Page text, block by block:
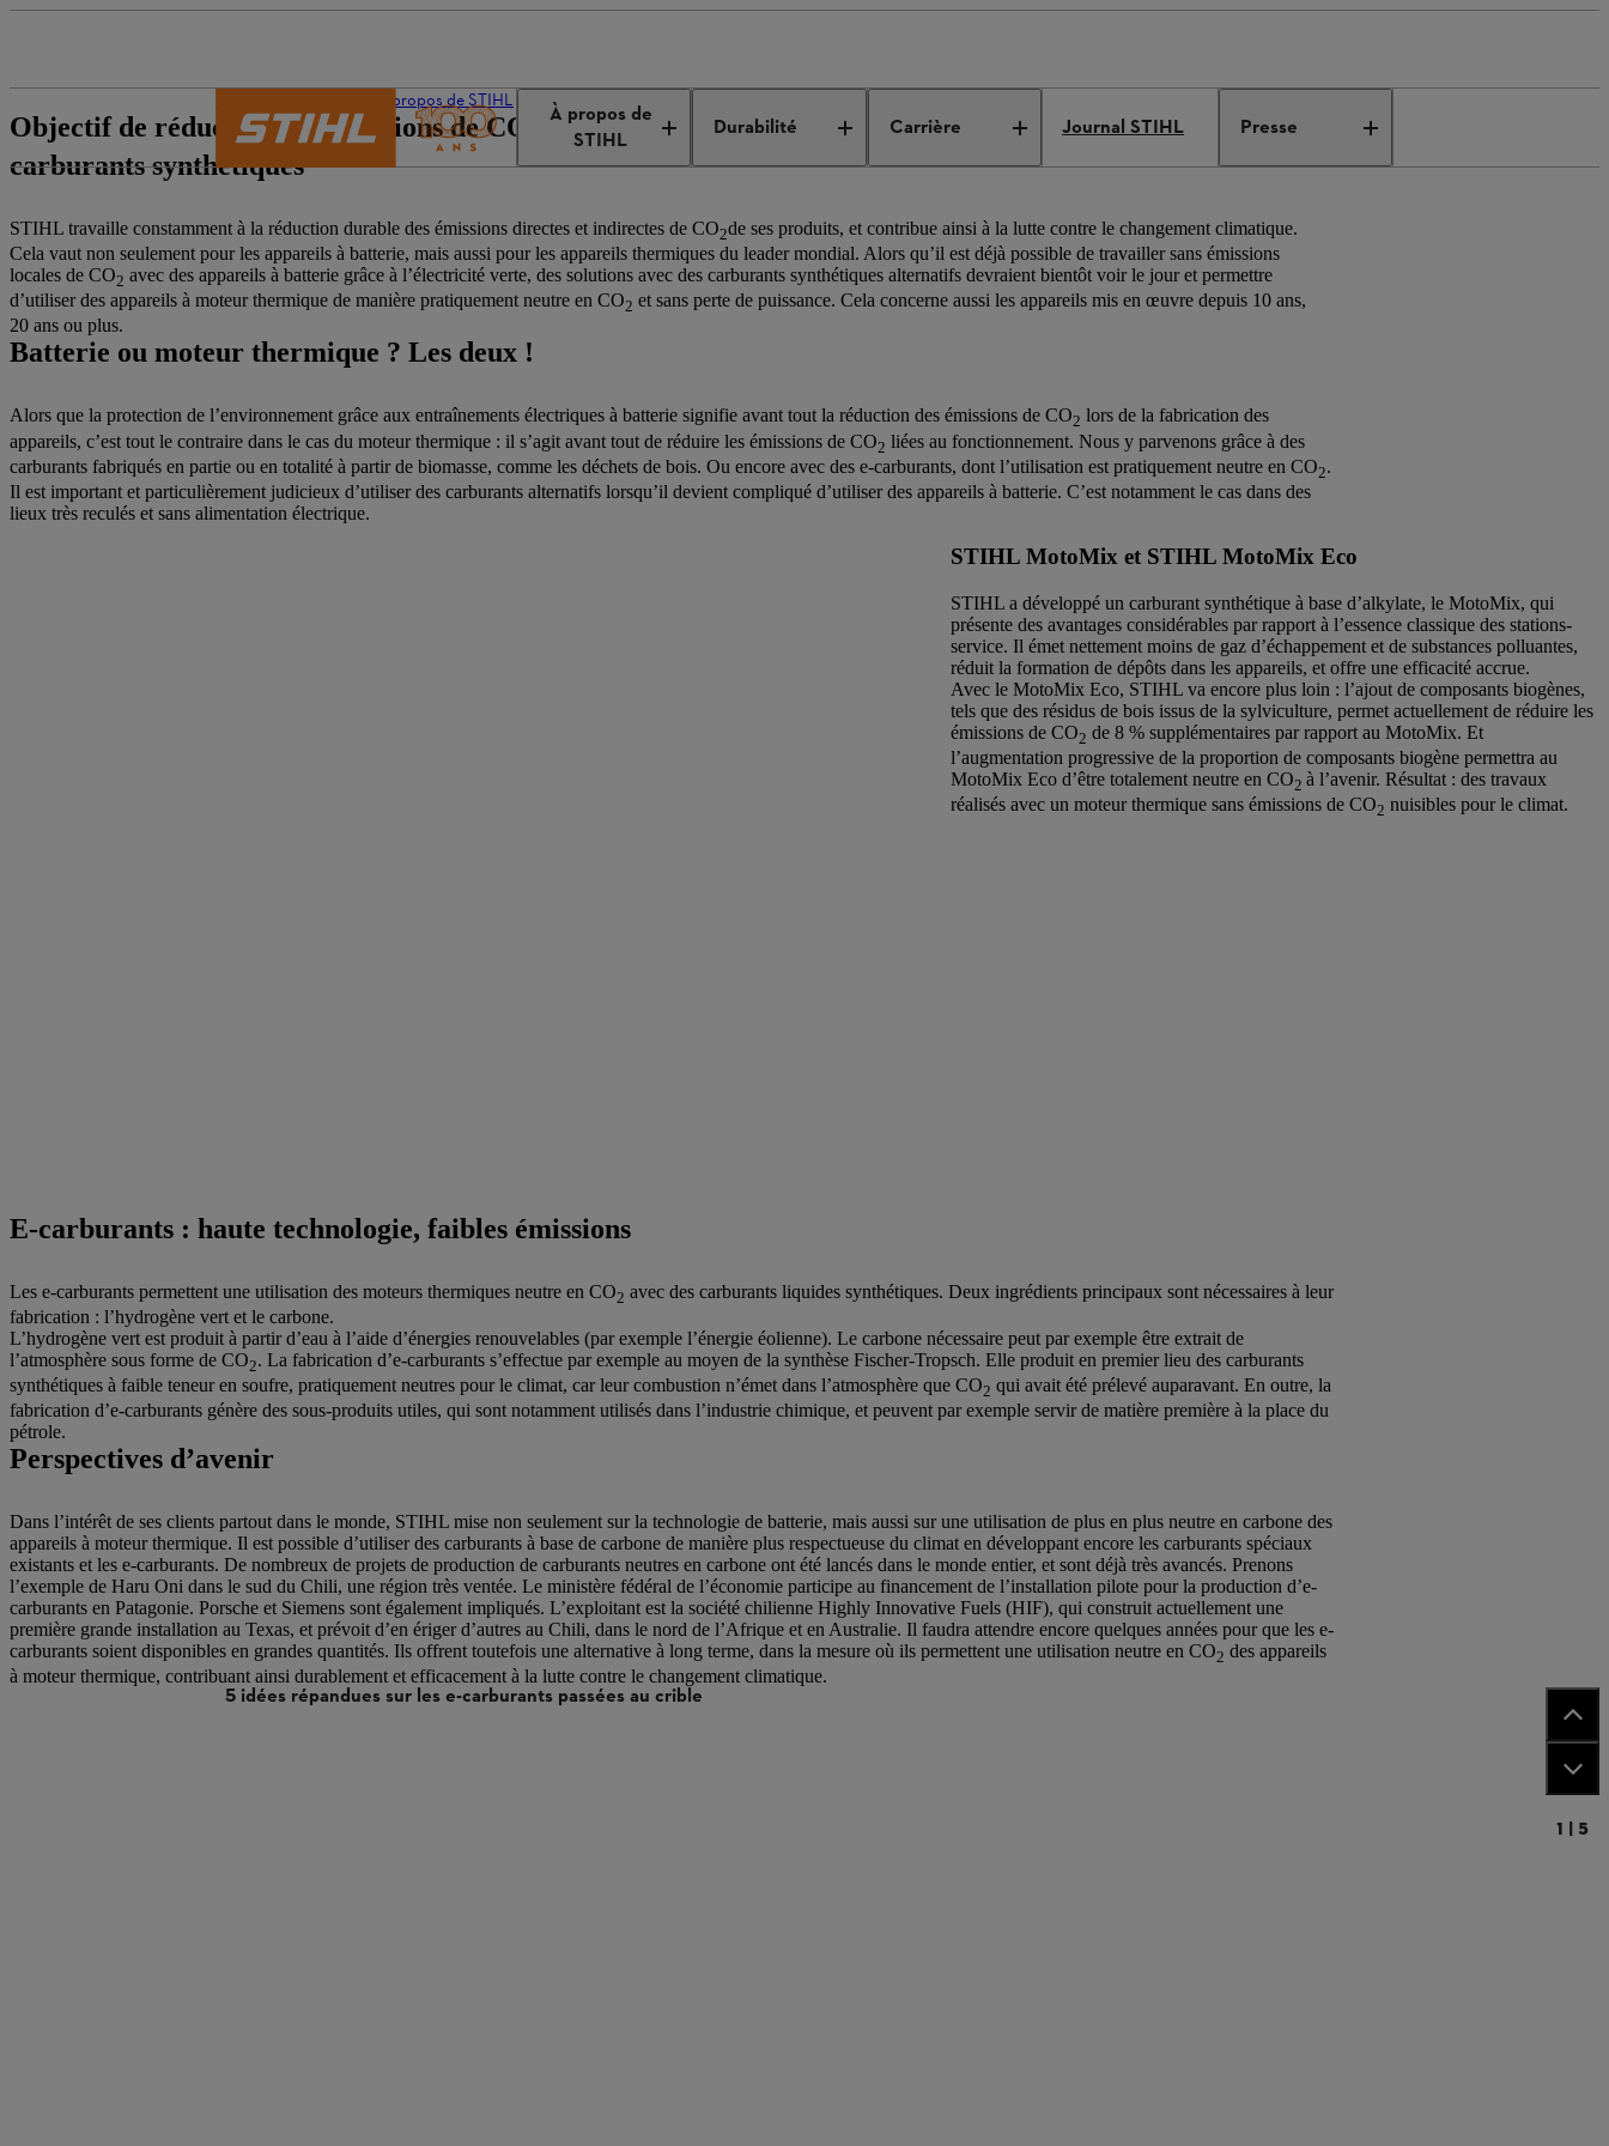
À propos de
STIHL
Durabilité Carrière Journal STIHL Presse
À propos de STIHL Innovation
Objectif de réduction des émissions de CO
:
carburants synthétiques
STIHL travaille constamment à la réduction durable des émissions directes et indirectes de CO2de ses produits, et contribue ainsi à la lutte contre le changement climatique.
Cela vaut non seulement pour les appareils à batterie, mais aussi pour les appareils thermiques du leader mondial. Alors qu’il est déjà possible de travailler sans émissions
locales de CO2 avec des appareils à batterie grâce à l’électricité verte, des solutions avec des carburants synthétiques alternatifs devraient bientôt voir le jour et permettre
d’utiliser des appareils à moteur thermique de manière pratiquement neutre en CO2 et sans perte de puissance. Cela concerne aussi les appareils mis en œuvre depuis 10 ans,
20 ans ou plus.
Batterie ou moteur thermique ? Les deux !
Alors que la protection de l’environnement grâce aux entraînements électriques à batterie signifie avant tout la réduction des émissions de CO2 lors de la fabrication des
appareils, c’est tout le contraire dans le cas du moteur thermique : il s’agit avant tout de réduire les émissions de CO2 liées au fonctionnement. Nous y parvenons grâce à des
carburants fabriqués en partie ou en totalité à partir de biomasse, comme les déchets de bois. Ou encore avec des e-carburants, dont l’utilisation est pratiquement neutre en CO2.
Il est important et particulièrement judicieux d’utiliser des carburants alternatifs lorsqu’il devient compliqué d’utiliser des appareils à batterie. C’est notamment le cas dans des
lieux très reculés et sans alimentation électrique.
STIHL MotoMix et STIHL MotoMix Eco
STIHL a développé un carburant synthétique à base d’alkylate, le MotoMix, qui
présente des avantages considérables par rapport à l’essence classique des stations-
service. Il émet nettement moins de gaz d’échappement et de substances polluantes,
réduit la formation de dépôts dans les appareils, et offre une efficacité accrue.
Avec le MotoMix Eco, STIHL va encore plus loin : l’ajout de composants biogènes,
tels que des résidus de bois issus de la sylviculture, permet actuellement de réduire les
émissions de CO2 de 8 % supplémentaires par rapport au MotoMix. Et
l’augmentation progressive de la proportion de composants biogène permettra au
MotoMix Eco d’être totalement neutre en CO2à l’avenir. Résultat : des travaux
réalisés avec un moteur thermique sans émissions de CO2 nuisibles pour le climat.
E-carburants : haute technologie, faibles émissions
Les e-carburants permettent une utilisation des moteurs thermiques neutre en CO2 avec des carburants liquides synthétiques. Deux ingrédients principaux sont nécessaires à leur
fabrication : l’hydrogène vert et le carbone.
L’hydrogène vert est produit à partir d’eau à l’aide d’énergies renouvelables (par exemple l’énergie éolienne). Le carbone nécessaire peut par exemple être extrait de
l’atmosphère sous forme de CO2. La fabrication d’e-carburants s’effectue par exemple au moyen de la synthèse Fischer-Tropsch. Elle produit en premier lieu des carburants
synthétiques à faible teneur en soufre, pratiquement neutres pour le climat, car leur combustion n’émet dans l’atmosphère que CO2 qui avait été prélevé auparavant. En outre, la
fabrication d’e-carburants génère des sous-produits utiles, qui sont notamment utilisés dans l’industrie chimique, et peuvent par exemple servir de matière première à la place du
pétrole.
Perspectives d’avenir
Dans l’intérêt de ses clients partout dans le monde, STIHL mise non seulement sur la technologie de batterie, mais aussi sur une utilisation de plus en plus neutre en carbone des
appareils à moteur thermique. Il est possible d’utiliser des carburants à base de carbone de manière plus respectueuse du climat en développant encore les carburants spéciaux
existants et les e-carburants. De nombreux de projets de production de carburants neutres en carbone ont été lancés dans le monde entier, et sont déjà très avancés. Prenons
l’exemple de Haru Oni dans le sud du Chili, une région très ventée. Le ministère fédéral de l’économie participe au financement de l’installation pilote pour la production d’e-
carburants en Patagonie. Porsche et Siemens sont également impliqués. L’exploitant est la société chilienne Highly Innovative Fuels (HIF), qui construit actuellement une
première grande installation au Texas, et prévoit d’en ériger d’autres au Chili, dans le nord de l’Afrique et en Australie. Il faudra attendre encore quelques années pour que les e-
carburants soient disponibles en grandes quantités. Ils offrent toutefois une alternative à long terme, dans la mesure où ils permettent une utilisation neutre en CO2 des appareils
à moteur thermique, contribuant ainsi durablement et efficacement à la lutte contre le changement climatique.
1 5
5 idées répandues sur les e-carburants passées au crible